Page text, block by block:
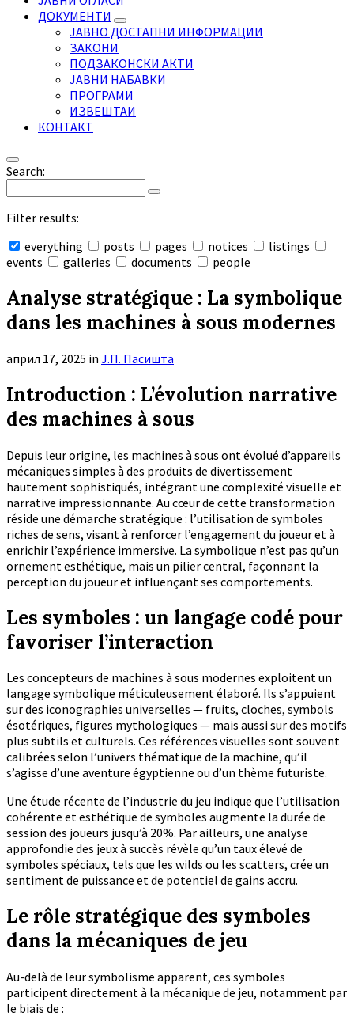
ДОКУМЕНТИ
ЈАВНО ДОСТАПНИ ИНФОРМАЦИИ
ЗАКОНИ
ПОДЗАКОНСКИ АКТИ
ЈАВНИ НАБАВКИ
ПРОГРАМИ
ИЗВЕШТАИ
КОНТАКТ
Search:
Filter results:
everything
posts pages notices
listings
events
galleries documents people
search
Analyse stratégique : La symbolique
dans les machines à sous modernes
април 17, 2025 in Ј.П. Пасишта
Introduction : L’évolution narrative
des machines à sous
Depuis leur origine, les machines à sous ont évolué d’appareils
mécaniques simples à des produits de divertissement
hautement sophistiqués, intégrant une complexité visuelle et
narrative impressionnante. Au cœur de cette transformation
réside une démarche stratégique : l’utilisation de symboles
riches de sens, visant à renforcer l’engagement du joueur et à
enrichir l’expérience immersive. La symbolique n’est pas qu’un
ornement esthétique, mais un pilier central, façonnant la
perception du joueur et influençant ses comportements.
Les symboles : un langage codé pour
favoriser l’interaction
Les concepteurs de machines à sous modernes exploitent un
langage symbolique méticuleusement élaboré. Ils s’appuient
sur des iconographies universelles — fruits, cloches, symbols
ésotériques, figures mythologiques — mais aussi sur des motifs
plus subtils et culturels. Ces références visuelles sont souvent
calibrées selon l’univers thématique de la machine, qu’il
s’agisse d’une aventure égyptienne ou d’un thème futuriste.
Une étude récente de l’industrie du jeu indique que l’utilisation
cohérente et esthétique de symboles augmente la durée de
session des joueurs jusqu’à 20%. Par ailleurs, une analyse
approfondie des jeux à succès révèle qu’un taux élevé de
symboles spéciaux, tels que les wilds ou les scatters, crée un
sentiment de puissance et de potentiel de gains accru.
Le rôle stratégique des symboles
dans la mécaniques de jeu
Au-delà de leur symbolisme apparent, ces symboles
participent directement à la mécanique de jeu, notamment par
le biais de :